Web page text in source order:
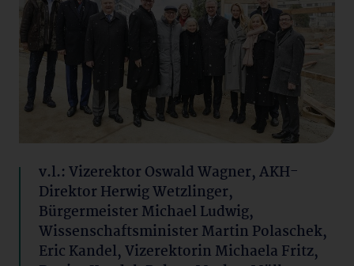
v.l.: Vizerektor Oswald Wagner, AKH-
Direktor Herwig Wetzlinger,
Bürgermeister Michael Ludwig,
Wissenschaftsminister Martin Polaschek,
Eric Kandel, Vizerektorin Michaela Fritz,